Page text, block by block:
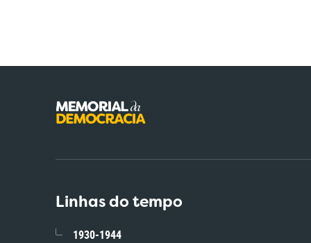
Linhas do tempo
1930-1944